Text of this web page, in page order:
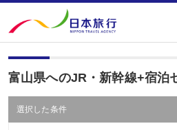
富山県へのJR・新幹線+宿泊
選択した条件